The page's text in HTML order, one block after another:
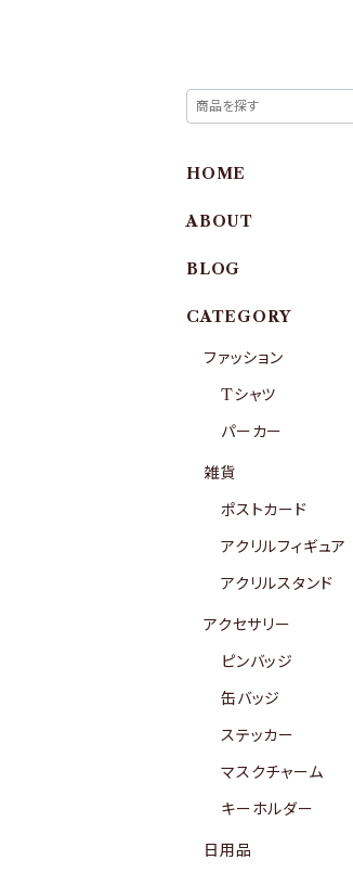
HOME
ABOUT
BLOG
CATEGORY
ファッション
Tシャツ
パーカー
雑貨
ポストカード
アクリルフィギュア
アクリルスタンド
アクセサリー
ピンバッジ
缶バッジ
ステッカー
マスクチャーム
キーホルダー
日用品